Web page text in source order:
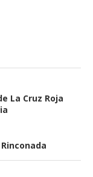
La Cruz Roja